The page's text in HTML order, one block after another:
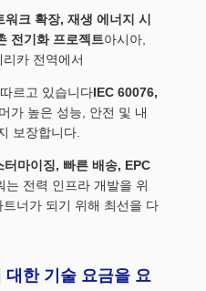
워크 확장, 재생 에너지 시
전기화 프로젝트아시아,
카 전역에서
르고 있습니다IEC 60076,
가 높은 성능, 안전 및 내
보장합니다.
마이징, 빠른 배송, EPC
는 전력 인프라 개발을 위
너가 되기 위해 최선을 다
한 기술 요금을 요